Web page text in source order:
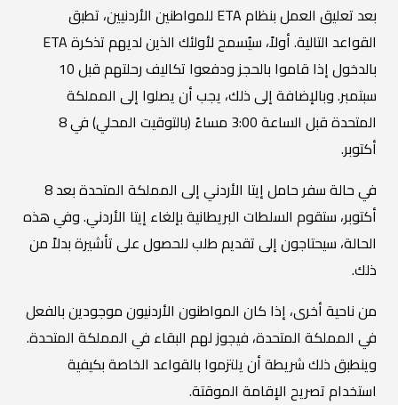
بعد تعليق العمل بنظام ETA للمواطنين الأردنيين، تطبق
القواعد التالية. أولاً، سيُسمح لأولئك الذين لديهم تذكرة ETA
بالدخول إذا قاموا بالحجز ودفعوا تكاليف رحلتهم قبل 10
سبتمبر. وبالإضافة إلى ذلك، يجب أن يصلوا إلى المملكة
المتحدة قبل الساعة 3:00 مساءً (بالتوقيت المحلي) في 8
أكتوبر.
في حالة سفر حامل إيتا الأردني إلى المملكة المتحدة بعد 8
أكتوبر، ستقوم السلطات البريطانية بإلغاء إيتا الأردني. وفي هذه
الحالة، سيحتاجون إلى تقديم طلب للحصول على تأشيرة بدلاً من
ذلك.
من ناحية أخرى، إذا كان المواطنون الأردنيون موجودين بالفعل
في المملكة المتحدة، فيجوز لهم البقاء في المملكة المتحدة.
وينطبق ذلك شريطة أن يلتزموا بالقواعد الخاصة بكيفية
استخدام تصريح الإقامة الموقتة.